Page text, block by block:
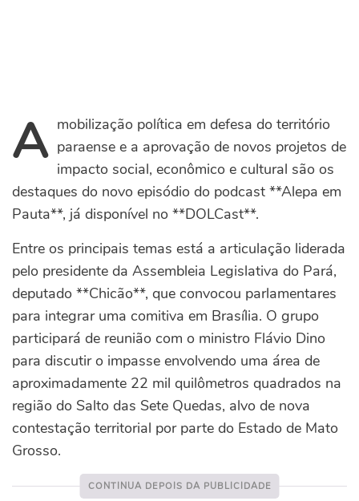
A mobilização política em defesa do território
paraense e a aprovação de novos projetos de
impacto social, econômico e cultural são os
destaques do novo episódio do podcast **Alepa em
Pauta**, já disponível no **DOLCast**.
Entre os principais temas está a articulação liderada
pelo presidente da Assembleia Legislativa do Pará,
deputado **Chicão**, que convocou parlamentares
para integrar uma comitiva em Brasília. O grupo
participará de reunião com o ministro Flávio Dino
para discutir o impasse envolvendo uma área de
aproximadamente 22 mil quilômetros quadrados na
região do Salto das Sete Quedas, alvo de nova
contestação territorial por parte do Estado de Mato
Grosso.